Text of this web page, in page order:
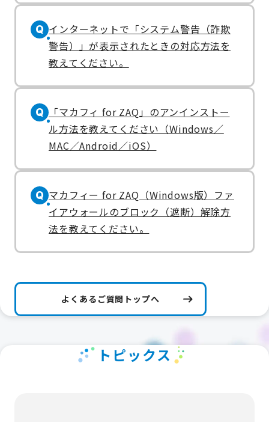
Q インターネットで「システム警告（詐欺
警告）」が表示されたときの対応方法を
教えてください。
Q
「マカフィ for ZAQ」のアンインストー
ル方法を教えてください（Windows／
MAC／Android／iOS）
Q マカフィー for ZAQ（Windows版）ファ
イアウォールのブロック（遮断）解除方
法を教えてください。
よくあるご質問トップへ
トピックス